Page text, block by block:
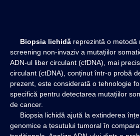
Biopsia lichidă reprezintă o metodă
screening non-invaziv a mutațiilor
ADN-ul liber circulant (cfDNA), mai
circulant (ctDNA), conținut într-o probă
prezent, este considerată o tehnologie
specifică pentru detectarea mutațiilor
de cancer.
Biopsia lichidă ajută la extinderea
genomice a țesutului tumoral în